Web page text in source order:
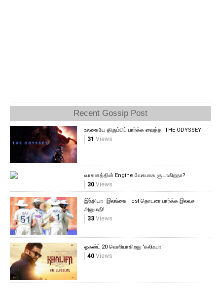
Recent Gossip Post
உலகையே திரும்பிப் பார்க்க வைத்த 'THE ODYSSEY'
31 Views
வாகனத்தின் Engine வேகமாக சூடாகிறதா?
30Views
இந்தியா–இலங்கை Test தொடரை பார்க்க இலவச
அனுமதி!
33Views
ஓகஸ்ட் 20 வெளியாகிறது 'கலிஃபா'
40Views